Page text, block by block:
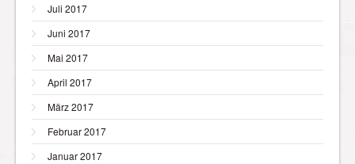
Juli 2017
Juni 2017
Mai 2017
April 2017
März 2017
Februar 2017
Januar 2017